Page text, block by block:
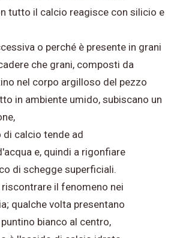
tutto il calcio reagisce con silicio e
o perché è presente in grani
che grani, composti da
nel corpo argilloso del pezzo
in ambiente umido, subiscano un
calcio tende ad
e, quindi a rigonfiare
di schegge superficiali.
il fenomeno nei
qualche volta presentano
bianco al centro,